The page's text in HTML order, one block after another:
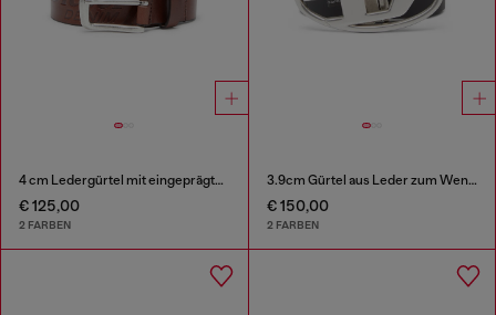
4 cm Ledergürtel mit eingeprägtem Logo
€ 125,00
2 FARBEN
3.9cm Gürtel aus Leder zum Wenden
€ 150,00
2 FARBEN